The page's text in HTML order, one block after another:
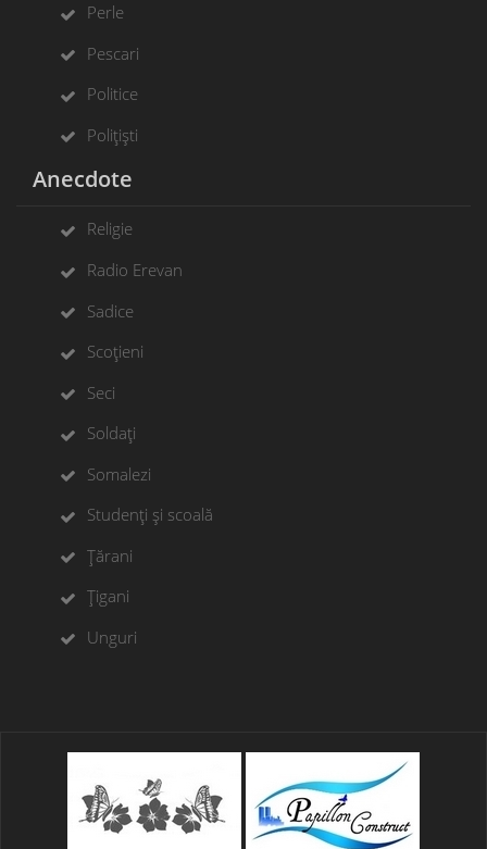
Perle
Pescari
Politice
Polițiști
Anecdote
Religie
Radio Erevan
Sadice
Scoțieni
Seci
Soldați
Somalezi
Studenți și scoală
Țărani
Țigani
Unguri